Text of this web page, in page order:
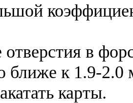
в
ближе к 1.9-2.0
карты.